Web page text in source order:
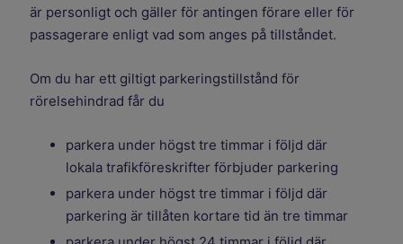
är personligt och gäller för antingen förare eller för
passagerare enligt vad som anges på tillståndet.
Om du har ett giltigt parkeringstillstånd för
rörelsehindrad får du
parkera under högst tre timmar i följd där
lokala trafikföreskrifter förbjuder parkering
parkera under högst tre timmar i följd där
parkering är tillåten kortare tid än tre timmar